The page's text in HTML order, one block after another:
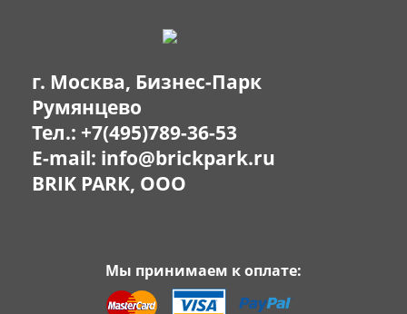
г. Москва, Бизнес-Парк
Румянцево
Тел.: +7(495)789-36-53
E-mail: info@brickpark.ru
BRIK PARK, OOO
Мы принимаем к оплате: